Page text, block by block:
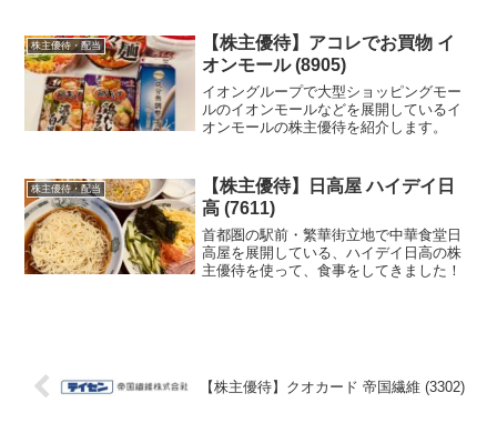
株主優待・配当
【株主優待】アコレでお買物 イ
オンモール (8905)
イオングループで大型ショッピングモー
ルのイオンモールなどを展開しているイ
オンモールの株主優待を紹介します。
株主優待・配当
【株主優待】日高屋 ハイデイ日
高 (7611)
首都圏の駅前・繁華街立地で中華食堂日
高屋を展開している、ハイデイ日高の株
主優待を使って、食事をしてきました！
【株主優待】クオカード 帝国繊維 (3302)